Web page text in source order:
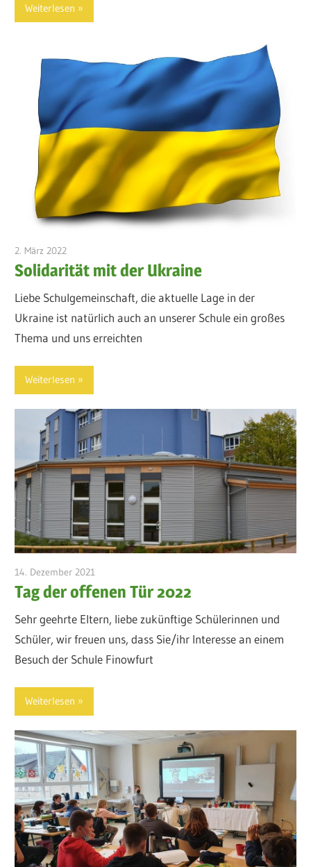
Weiterlesen
2. März 2022
Solidarität mit der Ukraine
Liebe Schulgemeinschaft, die aktuelle Lage in der
Ukraine ist natürlich auch an unserer Schule ein großes
Thema und uns erreichten
Weiterlesen
14. Dezember 2021
Tag der offenen Tür 2022
Sehr geehrte Eltern, liebe zukünftige Schülerinnen und
Schüler, wir freuen uns, dass Sie/ihr Interesse an einem
Besuch der Schule Finowfurt
Weiterlesen